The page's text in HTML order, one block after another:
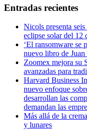
Entradas recientes
Nicols presenta
eclipse solar del 12
‘El ransomware se
nuevo libro de
Zoomex mejora su
avanzadas para
Harvard Business
nuevo enfoque
desarrollan las
demandan las
Más allá de la
y lunares